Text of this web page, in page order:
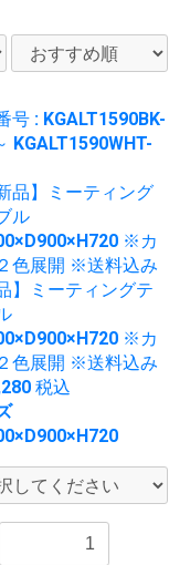
号 : KGALT1590BK-
KGALT1590WHT-
】ミーティングテ
※カ
色展開 ※送料込み
税込